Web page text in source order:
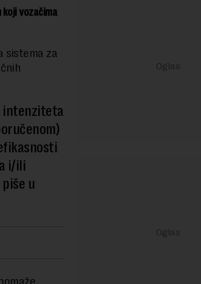
vozačima
sistema za
intenziteta
i/ili
u